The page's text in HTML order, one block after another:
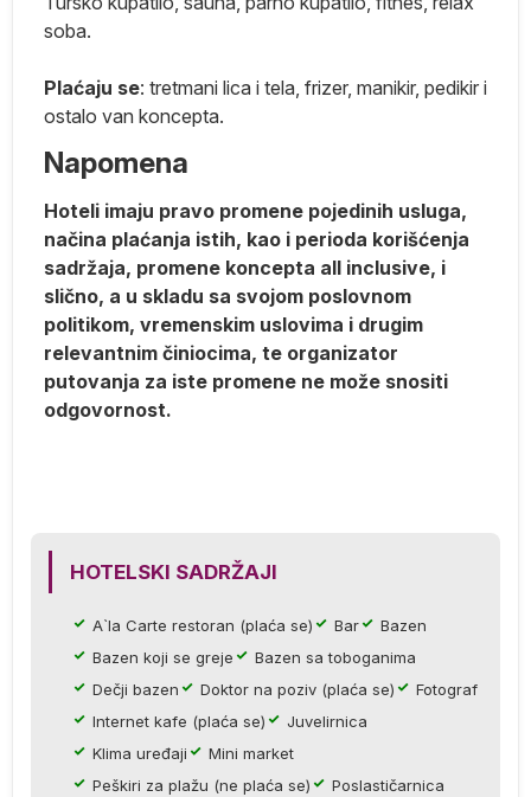
soba.
Plaćaju se: tretmani lica i tela, frizer, manikir, pedikir i
ostalo van koncepta.
Napomena
Hoteli imaju pravo promene pojedinih usluga,
načina plaćanja istih, kao i perioda korišćenja
sadržaja, promene koncepta all inclusive, i
slično, a u skladu sa svojom poslovnom
politikom, vremenskim uslovima i drugim
relevantnim činiocima, te organizator
putovanja za iste promene ne može snositi
odgovornost.
HOTELSKI SADRŽAJI
A`la Carte restoran (plaća se) Bar
Bazen
Bazen koji se greje
Bazen sa toboganima
Dečji bazen
Doktor na poziv (plaća se)
Fotograf
Internet kafe (plaća se)
Juvelirnica
Klima uređaji
Mini market
Peškiri za plažu (ne plaća se)
Poslastičarnica